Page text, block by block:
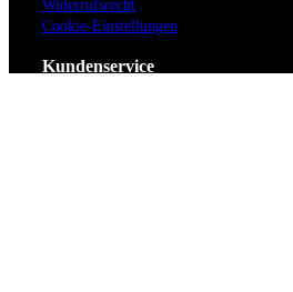
Widerrufsrecht
Cookie-Einstellungen
Kundenservice